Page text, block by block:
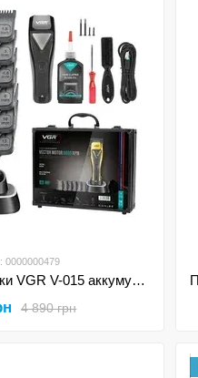
0000000479
Машинка для стрижки VGR V-015 аккумуляторная беспроводная профессиональная 6 насадок
4 890 грн